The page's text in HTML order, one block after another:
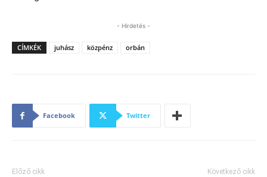
- Hirdetés -
CÍMKÉK juhász közpénz orbán
Facebook Twitter
Előző cikk Következő cikk